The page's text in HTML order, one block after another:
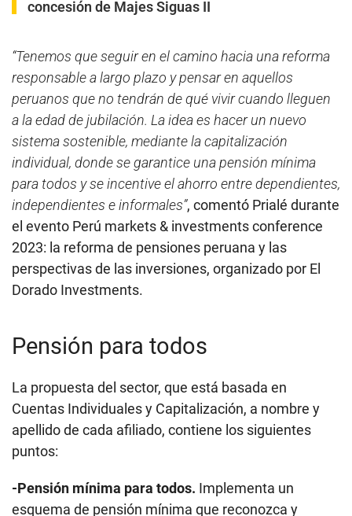
concesión de Majes Siguas II
“Tenemos que seguir en el camino hacia una reforma
responsable a largo plazo y pensar en aquellos
peruanos que no tendrán de qué vivir cuando lleguen
a la edad de jubilación. La idea es hacer un nuevo
sistema sostenible, mediante la capitalización
individual, donde se garantice una pensión mínima
para todos y se incentive el ahorro entre dependientes,
independientes e informales”, comentó Prialé durante
el evento Perú markets & investments conference
2023: la reforma de pensiones peruana y las
perspectivas de las inversiones, organizado por El
Dorado Investments.
Pensión para todos
La propuesta del sector, que está basada en
Cuentas Individuales y Capitalización, a nombre y
apellido de cada afiliado, contiene los siguientes
puntos:
-Pensión mínima para todos. Implementa un
esquema de pensión mínima que reconozca y